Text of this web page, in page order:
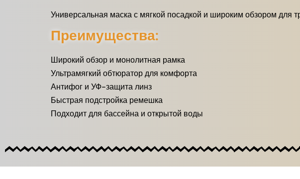
Универсальная маска с мягкой посадкой и широким обзором для
Преимущества:
Широкий обзор и монолитная рамка
Ультрамягкий обтюратор для комфорта
Антифог и УФ-защита линз
Быстрая подстройка ремешка
Подходит для бассейна и открытой воды